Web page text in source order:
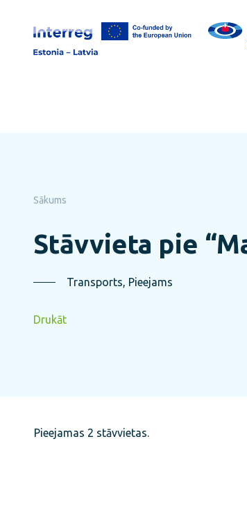
Sākums
Stāvvieta pie
Transports, Pieejams
Drukāt
Pieejamas 2 stāvvietas.